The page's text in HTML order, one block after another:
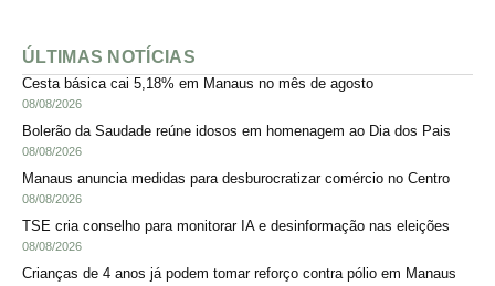
ÚLTIMAS NOTÍCIAS
Cesta básica cai 5,18% em Manaus no mês de agosto
08/08/2026
Bolerão da Saudade reúne idosos em homenagem ao Dia dos Pais
08/08/2026
Manaus anuncia medidas para desburocratizar comércio no Centro
08/08/2026
TSE cria conselho para monitorar IA e desinformação nas eleições
08/08/2026
Crianças de 4 anos já podem tomar reforço contra pólio em Manaus